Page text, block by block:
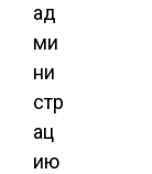
ад
ми
ни
стр
ац
ию